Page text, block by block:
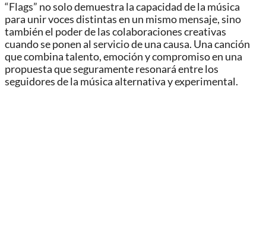
“Flags” no solo demuestra la capacidad de la música
para unir voces distintas en un mismo mensaje, sino
también el poder de las colaboraciones creativas
cuando se ponen al servicio de una causa. Una canción
que combina talento, emoción y compromiso en una
propuesta que seguramente resonará entre los
seguidores de la música alternativa y experimental.